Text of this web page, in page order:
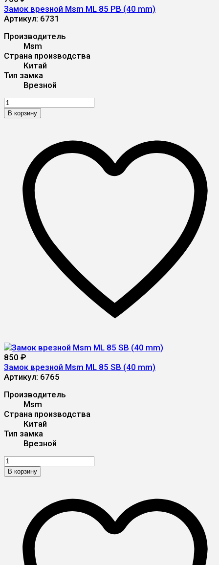
Замок врезной Msm ML 85 PB (40 mm)
Артикул: 6731
Производитель
Msm
Страна производства
Китай
Тип замка
Врезной
В корзину
850 ₽
Замок врезной Msm ML 85 SB (40 mm)
Артикул: 6765
Производитель
Msm
Страна производства
Китай
Тип замка
Врезной
В корзину